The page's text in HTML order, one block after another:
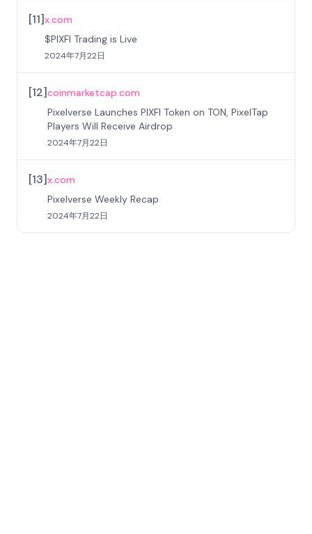
[11]x.com
$PIXFI Trading is Live
2024年7月22日
[12]coinmarketcap.com
Pixelverse Launches PIXFI Token on TON, PixelTap
Players Will Receive Airdrop
2024年7月22日
[13]x.com
Pixelverse Weekly Recap
2024年7月22日